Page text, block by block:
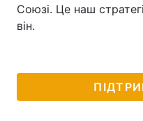
Союзі. Це наш
він.